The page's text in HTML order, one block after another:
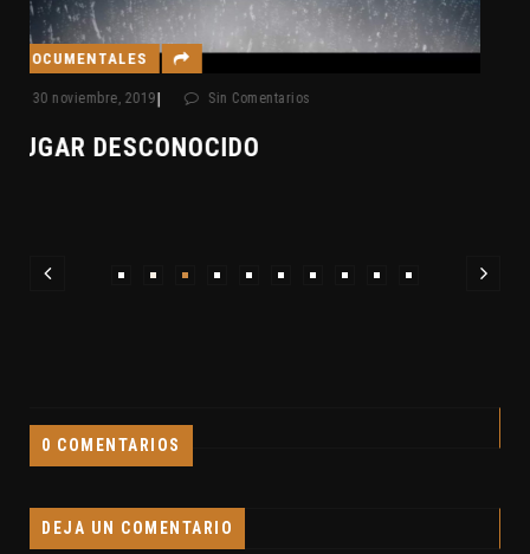
REPORTAJES CLAVE7
3 noviembre, 2019 Sin Comentarios
CLAVE7 EXPLORA UN BÚNKER
0 COMENTARIOS
DEJA UN COMENTARIO